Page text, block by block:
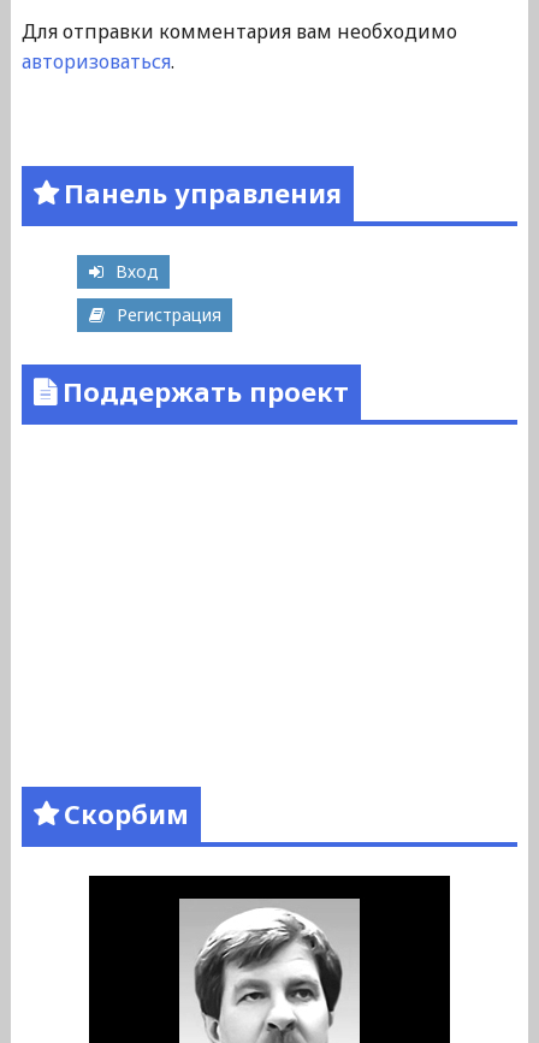
Для отправки комментария вам необходимо
авторизоваться.
Панель управления
Вход
Регистрация
Поддержать проект
Скорбим